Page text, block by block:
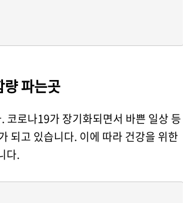
량 파는곳
로나19가 장기화되면서 바쁜 일상 등
되고 있습니다. 이에 따라 건강을 위한
다.